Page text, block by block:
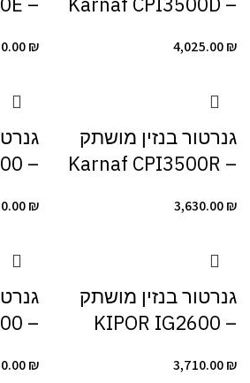
4,025.00₪
₪
גנרטור ‏בנזין מושתק
– Karnaf CPI3500R
3,630.00₪
– KIPOR IG2000
₪
גנרטור ‏בנזין מושתק
– KIPOR IG2600
3,710.00₪
– KIPOR IG3000
₪